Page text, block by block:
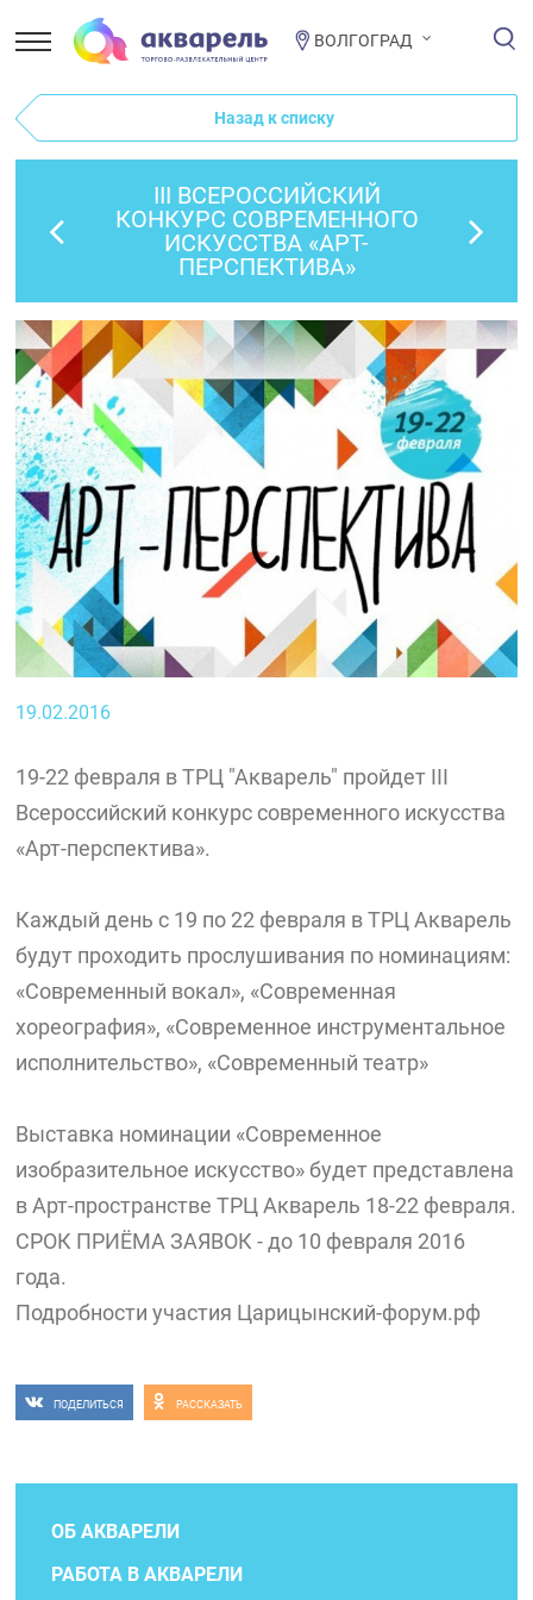
ВОЛГОГРАД
Назад к списку
III ВСЕРОССИЙСКИЙ
КОНКУРС СОВРЕМЕННОГО
ИСКУССТВА «АРТ-
ПЕРСПЕКТИВА»
19.02.2016
19-22 февраля в ТРЦ "Акварель" пройдет III
Всероссийский конкурс современного искусства
«Арт-перспектива».
Каждый день с 19 по 22 февраля в ТРЦ Акварель
будут проходить прослушивания по номинациям:
«Современный вокал», «Современная
хореография», «Современное инструментальное
исполнительство», «Современный театр»
Выставка номинации «Современное
изобразительное искусство» будет представлена
в Арт-пространстве ТРЦ Акварель 18-22 февраля.
СРОК ПРИЁМА ЗАЯВОК - до 10 февраля 2016
года.
Подробности участия Царицынский-форум.рф
ПОДЕЛИТЬСЯ РАССКАЗАТЬ
ОБ АКВАРЕЛИ
РАБОТА В АКВАРЕЛИ